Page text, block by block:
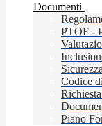
Documenti
PTOF -
Sicurezza
Codice
Piano